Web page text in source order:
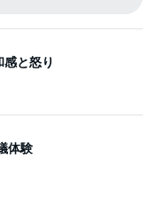
と怒り
体験